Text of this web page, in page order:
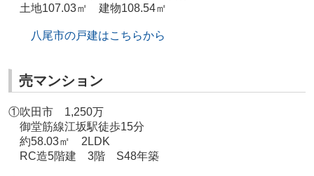
土地107.03㎡ 建物108.54㎡
八尾市の戸建はこちらから
売マンション
①吹田市 1,250万
御堂筋線江坂駅徒歩15分
約58.03㎡ 2LDK
RC造5階建 3階 S48年築